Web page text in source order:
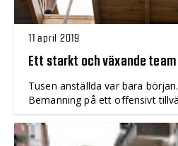
11 april 2019
Ett starkt och växande team
Tusen anställda var bara
Bemanning på ett offensivt